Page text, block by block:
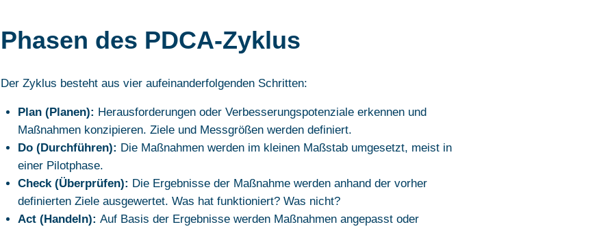
Phasen des PDCA-Zyklus
Der Zyklus besteht aus vier aufeinanderfolgenden Schritten:
Plan (Planen): Herausforderungen oder Verbesserungspotenziale erkennen und
Maßnahmen konzipieren. Ziele und Messgrößen werden definiert.
Do (Durchführen): Die Maßnahmen werden im kleinen Maßstab umgesetzt, meist in
einer Pilotphase.
Check (Überprüfen): Die Ergebnisse der Maßnahme werden anhand der vorher
definierten Ziele ausgewertet. Was hat funktioniert? Was nicht?
Act (Handeln): Auf Basis der Ergebnisse werden Maßnahmen angepasst oder